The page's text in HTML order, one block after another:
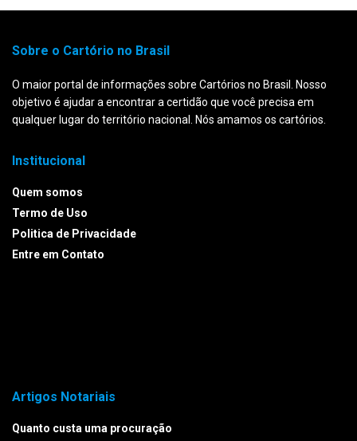
Sobre o Cartório no Brasil
O maior portal de informações sobre Cartórios no Brasil. Nosso
objetivo é ajudar a encontrar a certidão que você precisa em
qualquer lugar do território nacional. Nós amamos os cartórios.
Institucional
Quem somos
Termo de Uso
Politica de Privacidade
Entre em Contato
Artigos Notariais
Quanto custa uma procuração